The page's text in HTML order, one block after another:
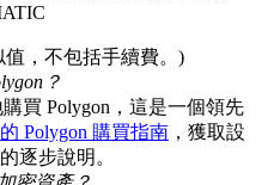
，不包括手續費。)
？
購買 Polygon，這是一個領先
Polygon 購買指南 ，獲取設
逐步說明。